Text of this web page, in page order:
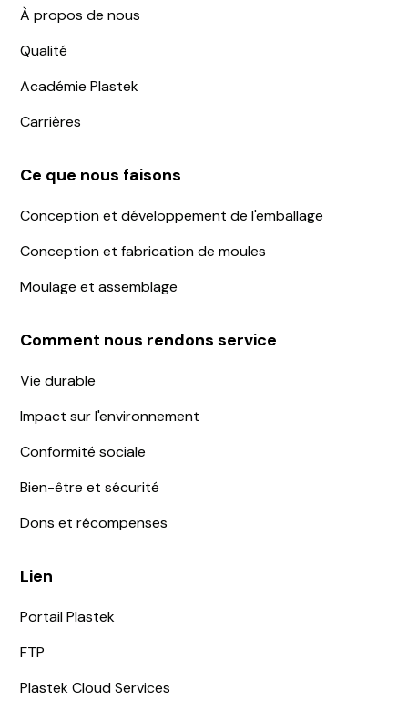
À propos de nous
Qualité
Académie Plastek
Carrières
Ce que nous faisons
Conception et développement de l'emballage
Conception et fabrication de moules
Moulage et assemblage
Comment nous rendons service
Vie durable
Impact sur l'environnement
Conformité sociale
Bien-être et sécurité
Dons et récompenses
Lien
Portail Plastek
FTP
Plastek Cloud Services